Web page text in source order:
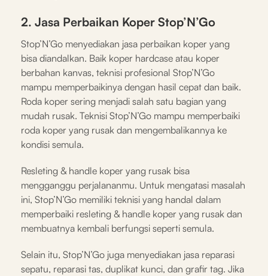
2. Jasa Perbaikan Koper Stop’N’Go
Stop’N’Go menyediakan jasa perbaikan koper yang
bisa diandalkan. Baik koper hardcase atau koper
berbahan kanvas, teknisi profesional Stop’N’Go
mampu memperbaikinya dengan hasil cepat dan baik.
Roda koper sering menjadi salah satu bagian yang
mudah rusak. Teknisi Stop’N’Go mampu memperbaiki
roda koper yang rusak dan mengembalikannya ke
kondisi semula.
Resleting & handle koper yang rusak bisa
mengganggu perjalananmu. Untuk mengatasi masalah
ini, Stop’N’Go memiliki teknisi yang handal dalam
memperbaiki resleting & handle koper yang rusak dan
membuatnya kembali berfungsi seperti semula.
Selain itu, Stop’N’Go juga menyediakan jasa reparasi
sepatu, reparasi tas, duplikat kunci, dan grafir tag. Jika